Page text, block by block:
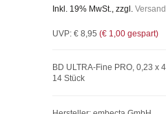
Inkl. 19% MwSt., zzgl.
UVP: € 8,95 (€ 1,00 gespart)
BD ULTRA-Fine PRO, 0,23 x
14 Stück